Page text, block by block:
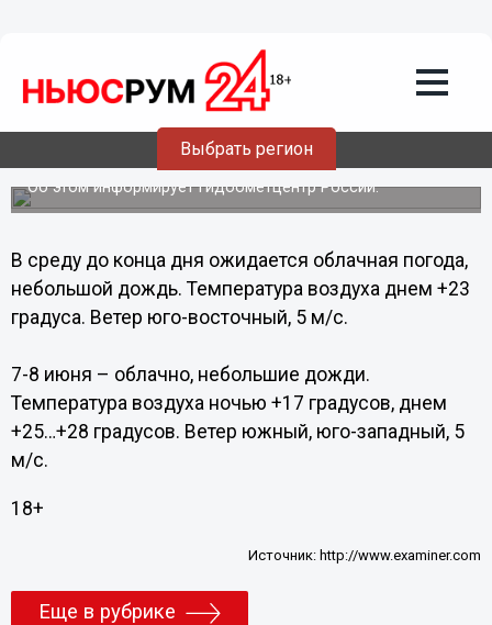
Выбрать регион
06.06.201220:55
В Нижегородскую область придут жара
Об этом информирует Гидоометцентр России.
В среду до конца дня ожидается облачная погода,
небольшой дождь. Температура воздуха днем +23
градуса. Ветер юго-восточный, 5 м/с.
7-8 июня – облачно, небольшие дожди.
Температура воздуха ночью +17 градусов, днем
+25…+28 градусов. Ветер южный, юго-западный, 5
м/с.
18+
Источник: http://www.examiner.com
Еще в рубрике